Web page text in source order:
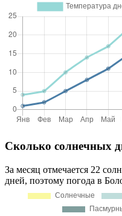
Сколько солнечных
За месяц отмечается 22
дней, поэтому погода в